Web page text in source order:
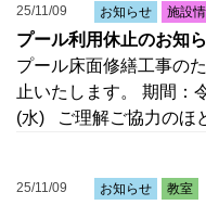
25/11/09 お知らせ 施設
プール利用休止のお知
プール床面修繕工事の
止いたします。 期間：
(水) ご理解ご協力のほ
25/11/09 お知らせ 教室